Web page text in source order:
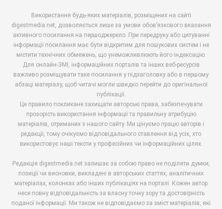
Використання будь-яких матеріалів, розміщених на сайті
digestmedia.net, дозволяється лише за умови обов’язкового вказання
активного посилання на першоджерело. При передруку або цитуванні
інформації посилання має бути відкритим для пошукових систем і не
містити технічних обмежень, що унеможливлюють його індексацію.
Для онлайн-ЗМІ, інформаційних порталів та інших веб-ресурсів
важливо розміщувати таке посилання у підзаголовку або в першому
абзаці матеріалу, щоб читачі могли швидко перейти до оригінальної
публікації.
Це правило покликане захищати авторські права, забезпечувати
прозорість використання інформації та правильну атрибуцію
матеріалів, отриманих з нашого сайту. Ми цінуємо працю авторів і
редакції, тому очікуємо відповідального ставлення від усіх, хто
використовує наші тексти у професійних чи інформаційних цілях.
Редакція digestmedia.net залишає за собою право не поділяти думки,
позиції чи висновки, викладені в авторських статтях, аналітичних
матеріалах, колонках або інших публікаціях на порталі. Кожен автор
несе повну відповідальність за власну точку зору та достовірність
поданої інформації. Ми також не відповідаємо за зміст матеріалів, які